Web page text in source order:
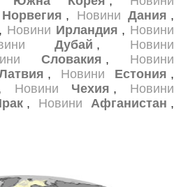
Норвегия , Новини Дания ,
, Новини Ирландия , Новини
Дубай , Новини
Словакия , Новини
, Новини Естония ,
Новини Чехия , Новини
, Новини Афганистан ,